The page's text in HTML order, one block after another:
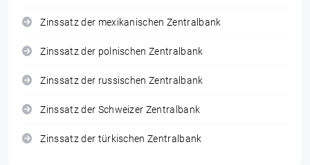
Zinssatz der mexikanischen Zentralbank
Zinssatz der polnischen Zentralbank
Zinssatz der russischen Zentralbank
Zinssatz der Schweizer Zentralbank
Zinssatz der türkischen Zentralbank